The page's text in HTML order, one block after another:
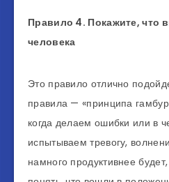
Правило 4. Покажите,что
человека
Это правило отлично
правила — «принципа
когда делаем ошибки или в
испытываем тревогу,
намного продуктивнее